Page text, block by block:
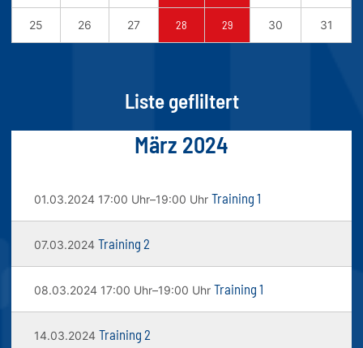
25 26 27 28 29 30 31
Liste gefliltert
März 2024
01.03.2024 17:00 Uhr–19:00 Uhr Training 1
07.03.2024 Training 2
08.03.2024 17:00 Uhr–19:00 Uhr Training 1
14.03.2024 Training 2